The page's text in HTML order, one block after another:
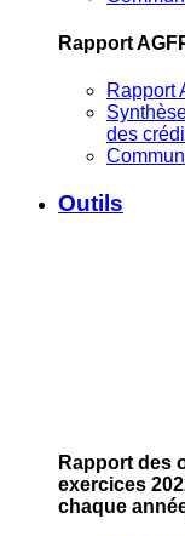
Rapport
Rapport
des
Outils
Rapport des
exercices
chaque